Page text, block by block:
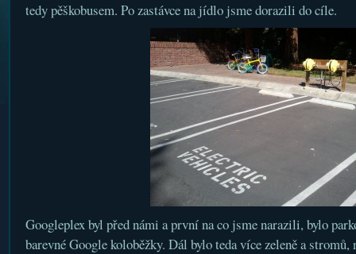
tedy pěškobusem. Po zastávce na jídlo jsme dorazili do cíle.
Googleplex byl před námi a první na co jsme narazili, bylo
barevné Google koloběžky. Dál bylo teda více zeleně a